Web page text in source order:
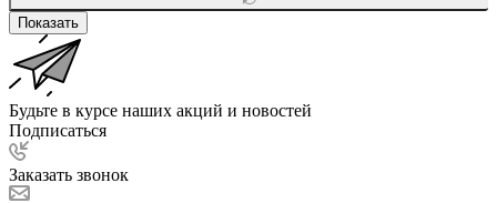
Показать
Будьте в курсе наших акций и новостей
Подписаться
Заказать звонок